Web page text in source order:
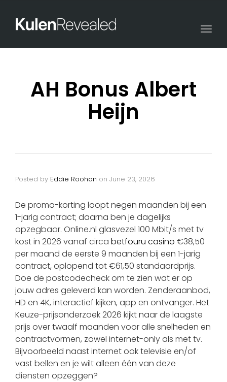
AH Bonus Albert
Heijn
Posted by Eddie Roohan on June 23, 2026
De promo-korting loopt negen maanden bij een
1-jarig contract; daarna ben je dagelijks
opzegbaar. Online.nl glasvezel 100 Mbit/s met tv
kost in 2026 vanaf circa betfouru casino €38,50
per maand de eerste 9 maanden bij een 1-jarig
contract, oplopend tot €61,50 standaardprijs.
Doe de postcodecheck om te zien wat er op
jouw adres geleverd kan worden. Zenderaanbod,
HD en 4K, interactief kijken, app en ontvanger. Het
Keuze-prijsonderzoek 2026 kijkt naar de laagste
prijs over twaalf maanden voor alle snelheden en
contractvormen, zowel internet-only als met tv.
Bijvoorbeeld naast internet ook televisie en/of
vast bellen en je wilt alleen één van deze
diensten opzeggen?